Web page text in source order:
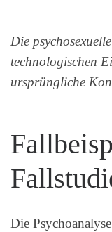
Die
technologischen
ursprüngliche
Die